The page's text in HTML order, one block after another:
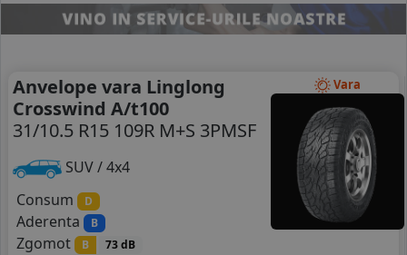
Vara
Anvelope vara Linglong
Crosswind A/t100
31/10.5 R15 109R M+S 3PMSF
SUV / 4x4
Consum
D
Aderenta B
Zgomot B 73 dB